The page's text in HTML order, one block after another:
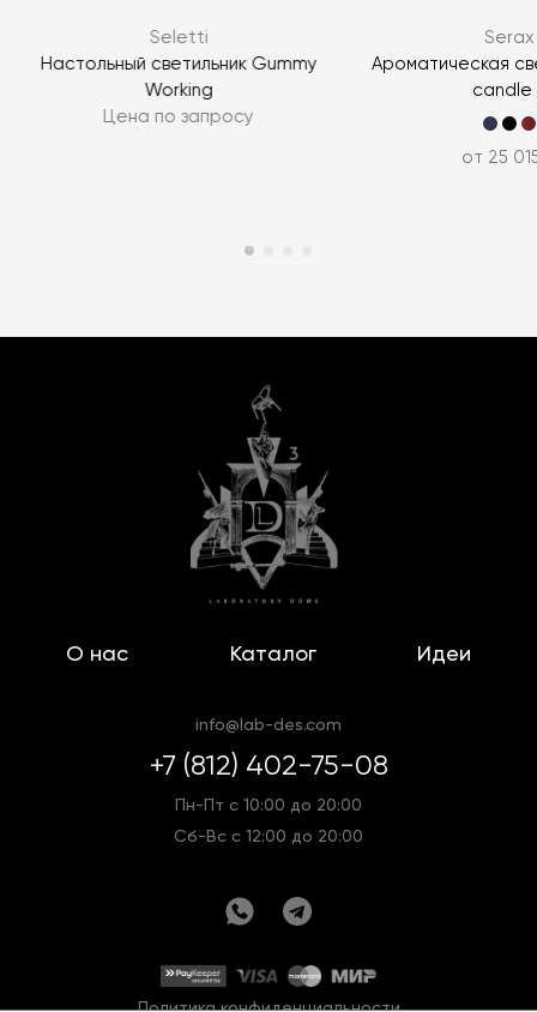
Seletti
Настольный светильник Gummy
Working
Цена по запросу
Serax
Ароматическая
candle
от 25
О нас Каталог Идеи
info@lab-des.com
+7 (812) 402-75-08
Пн-Пт с 10:00 до 20:00
Сб-Вс с 12:00 до 20:00
Политика конфиденциальности